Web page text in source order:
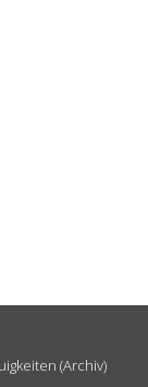
(Archiv)